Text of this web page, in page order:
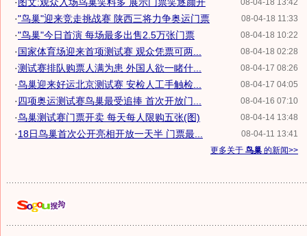
08-04-18 13:42
08-04-18 11:33
·"鸟巢"迎来竞走挑战赛 陕西三将力争奥运门票
08-04-18 10:22
·"鸟巢"今日首演 每场最多出售2.5万张门票
08-04-18 02:28
·国家体育场迎来首项测试赛 观众凭票可两...
08-04-17 08:26
·测试赛排队购票人满为患 外国人欲一睹什...
08-04-17 04:05
·鸟巢迎来好运北京测试赛 安检人工手触检...
08-04-16 07:10
·四项奥运测试赛鸟巢最受追捧 首次开放门...
08-04-14 13:48
·鸟巢测试赛门票开卖 每天每人限购五张(图)
08-04-11 13:41
·18日鸟巢首次公开亮相开放一天半 门票最...
更多关于 鸟巢 的新闻>>